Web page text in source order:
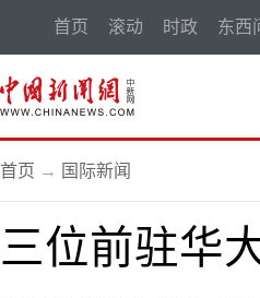
首页 滚动 时政 东西
首页 → 国际新闻
三位前驻华